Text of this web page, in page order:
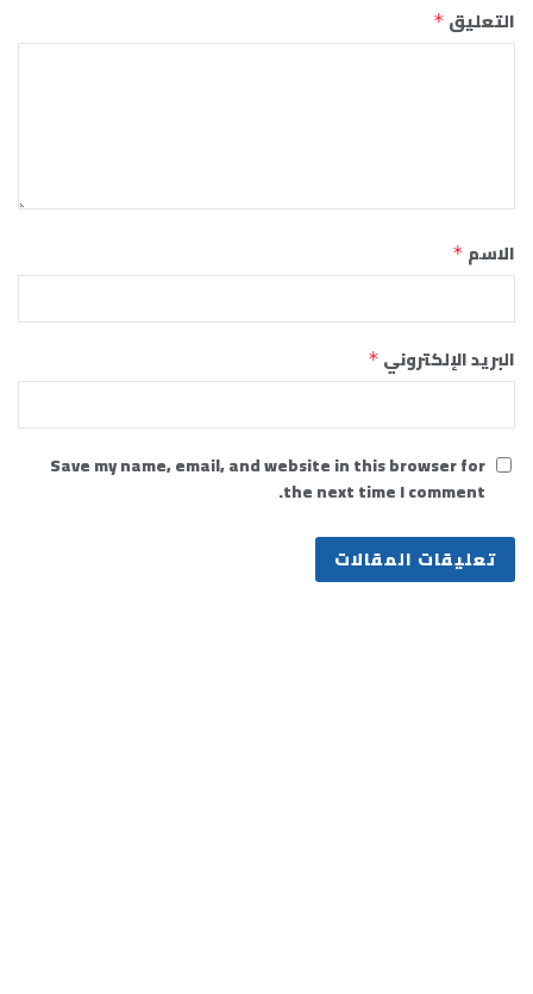
التعليق *
الاسم *
البريد الإلكتروني *
Save my name, email, and website in this browser for
the next time I comment.